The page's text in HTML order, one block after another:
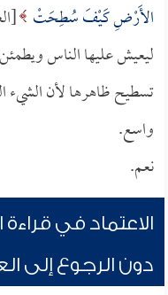
الأَرْضِ كَيْفَ سُطِحَتْ
ليعيش عليها الناس
تسطيح ظاهرها لأن الشيء
واسع.
نعم.
الاعتماد في
دون الرجوع إلى